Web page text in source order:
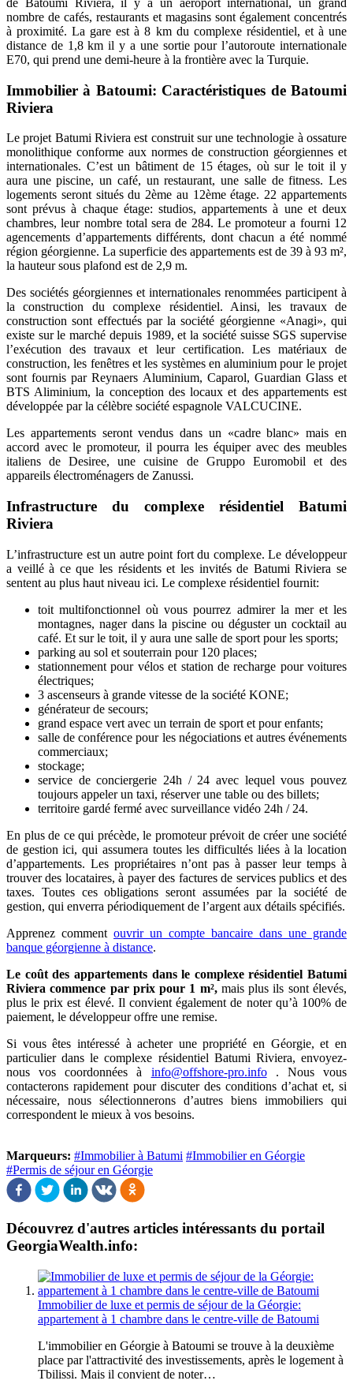
nombre de cafés, restaurants et magasins sont également concentrés
à proximité. La gare est à 8 km du complexe résidentiel, et à une
distance de 1,8 km il y a une sortie pour l’autoroute internationale
E70, qui prend une demi-heure à la frontière avec la Turquie.
Immobilier à Batoumi: Caractéristiques de Batoumi
Riviera
Le projet Batumi Riviera est construit sur une technologie à ossature
monolithique conforme aux normes de construction géorgiennes et
internationales. C’est un bâtiment de 15 étages, où sur le toit il y
aura une piscine, un café, un restaurant, une salle de fitness. Les
logements seront situés du 2ème au 12ème étage. 22 appartements
sont prévus à chaque étage: studios, appartements à une et deux
chambres, leur nombre total sera de 284. Le promoteur a fourni 12
agencements d’appartements différents, dont chacun a été nommé
région géorgienne. La superficie des appartements est de 39 à 93 m²,
la hauteur sous plafond est de 2,9 m.
Des sociétés géorgiennes et internationales renommées participent à
la construction du complexe résidentiel. Ainsi, les travaux de
construction sont effectués par la société géorgienne «Anagi», qui
existe sur le marché depuis 1989, et la société suisse SGS supervise
l’exécution des travaux et leur certification. Les matériaux de
construction, les fenêtres et les systèmes en aluminium pour le projet
sont fournis par Reynaers Aluminium, Caparol, Guardian Glass et
BTS Aliminium, la conception des locaux et des appartements est
développée par la célèbre société espagnole VALCUCINE.
Les appartements seront vendus dans un «cadre blanc» mais en
accord avec le promoteur, il pourra les équiper avec des meubles
italiens de Desiree, une cuisine de Gruppo Euromobil et des
appareils électroménagers de Zanussi.
Infrastructure du complexe résidentiel Batumi
Riviera
L’infrastructure est un autre point fort du complexe. Le développeur
a veillé à ce que les résidents et les invités de Batumi Riviera se
sentent au plus haut niveau ici. Le complexe résidentiel fournit:
toit multifonctionnel où vous pourrez admirer la mer et les
montagnes, nager dans la piscine ou déguster un cocktail au
café. Et sur le toit, il y aura une salle de sport pour les sports;
parking au sol et souterrain pour 120 places;
stationnement pour vélos et station de recharge pour voitures
électriques;
3 ascenseurs à grande vitesse de la société KONE;
générateur de secours;
grand espace vert avec un terrain de sport et pour enfants;
salle de conférence pour les négociations et autres événements
commerciaux;
stockage;
service de conciergerie 24h / 24 avec lequel vous pouvez
toujours appeler un taxi, réserver une table ou des billets;
territoire gardé fermé avec surveillance vidéo 24h / 24.
En plus de ce qui précède, le promoteur prévoit de créer une société
de gestion ici, qui assumera toutes les difficultés liées à la location
d’appartements. Les propriétaires n’ont pas à passer leur temps à
trouver des locataires, à payer des factures de services publics et des
taxes. Toutes ces obligations seront assumées par la société de
gestion, qui enverra périodiquement de l’argent aux détails spécifiés.
Apprenez comment ouvrir un compte bancaire dans une grande
banque géorgienne à distance.
Le coût des appartements dans le complexe résidentiel Batumi
Riviera commence par prix pour 1 m²,mais plus ils sont élevés,
plus le prix est élevé. Il convient également de noter qu’à 100% de
paiement, le développeur offre une remise.
Si vous êtes intéressé à acheter une propriété en Géorgie, et en
particulier dans le complexe résidentiel Batumi Riviera, envoyez-
nous vos coordonnées à info@offshore-pro.info. Nous vous
contacterons rapidement pour discuter des conditions d’achat et, si
nécessaire, nous sélectionnerons d’autres biens immobiliers qui
correspondent le mieux à vos besoins.
Marqueurs: #Immobilier à Batumi #Immobilier en Géorgie
#Permis de séjour en Géorgie
Découvrez d'autres articles intéressants du portail
GeorgiaWealth.info:
Immobilier de luxe et permis de séjour de la Géorgie:
appartement à 1 chambre dans le centre-ville de Batoumi
L'immobilier en Géorgie à Batoumi se trouve à la deuxième
place par l'attractivité des investissements, après le logement à
Tbilissi. Mais il convient de noter…